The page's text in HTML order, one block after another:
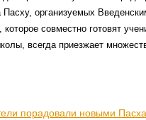
Пасху, организуемых
совместно готовят
всегда приезжает
порадовали новыми